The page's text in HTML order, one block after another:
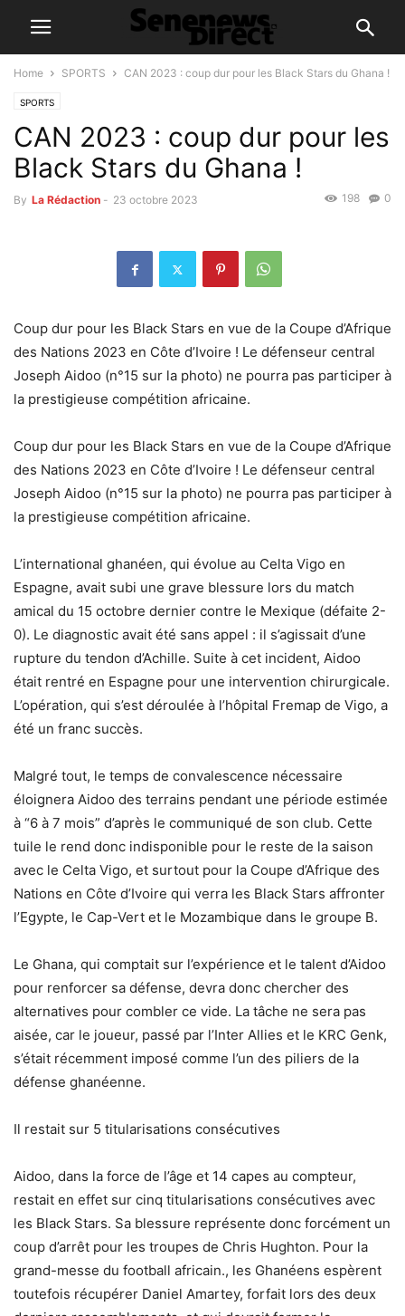
Home SPORTS CAN 2023 : coup dur pour les Black Stars du Ghana !
SPORTS
CAN 2023 : coup dur pour les
Black Stars du Ghana !
By La Rédaction - 23 octobre 2023 0
198
Coup dur pour les Black Stars en vue de la Coupe d’Afrique
des Nations 2023 en Côte d’Ivoire ! Le défenseur central
Joseph Aidoo (n°15 sur la photo) ne pourra pas participer à
la prestigieuse compétition africaine.
Coup dur pour les Black Stars en vue de la Coupe d’Afrique
des Nations 2023 en Côte d’Ivoire ! Le défenseur central
Joseph Aidoo (n°15 sur la photo) ne pourra pas participer à
la prestigieuse compétition africaine.
L’international ghanéen, qui évolue au Celta Vigo en
Espagne, avait subi une grave blessure lors du match
amical du 15 octobre dernier contre le Mexique (défaite 2-
0). Le diagnostic avait été sans appel : il s’agissait d’une
rupture du tendon d’Achille. Suite à cet incident, Aidoo
était rentré en Espagne pour une intervention chirurgicale.
L’opération, qui s’est déroulée à l’hôpital Fremap de Vigo, a
été un franc succès.
Malgré tout, le temps de convalescence nécessaire
éloignera Aidoo des terrains pendant une période estimée
à “6 à 7 mois” d’après le communiqué de son club. Cette
tuile le rend donc indisponible pour le reste de la saison
avec le Celta Vigo, et surtout pour la Coupe d’Afrique des
Nations en Côte d’Ivoire qui verra les Black Stars affronter
l’Egypte, le Cap-Vert et le Mozambique dans le groupe B.
Le Ghana, qui comptait sur l’expérience et le talent d’Aidoo
pour renforcer sa défense, devra donc chercher des
alternatives pour combler ce vide. La tâche ne sera pas
aisée, car le joueur, passé par l’Inter Allies et le KRC Genk,
s’était récemment imposé comme l’un des piliers de la
défense ghanéenne.
Il restait sur 5 titularisations consécutives
Aidoo, dans la force de l’âge et 14 capes au compteur,
restait en effet sur cinq titularisations consécutives avec
les Black Stars. Sa blessure représente donc forcément un
coup d’arrêt pour les troupes de Chris Hughton. Pour la
grand-messe du football africain., les Ghanéens espèrent
toutefois récupérer Daniel Amartey, forfait lors des deux